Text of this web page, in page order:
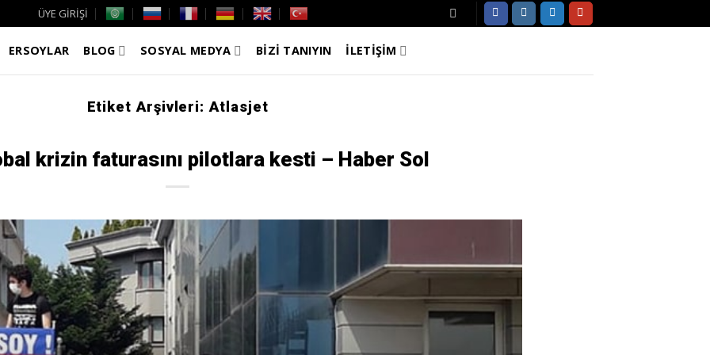
ÜYE GİRİŞİ
ERSOYLAR BLOG SOSYAL MEDYA BİZİ TANIYIN İLETİŞİM
Etiket Arşivleri:Atlasjet
krizin faturasını pilotlara kesti – Haber Sol